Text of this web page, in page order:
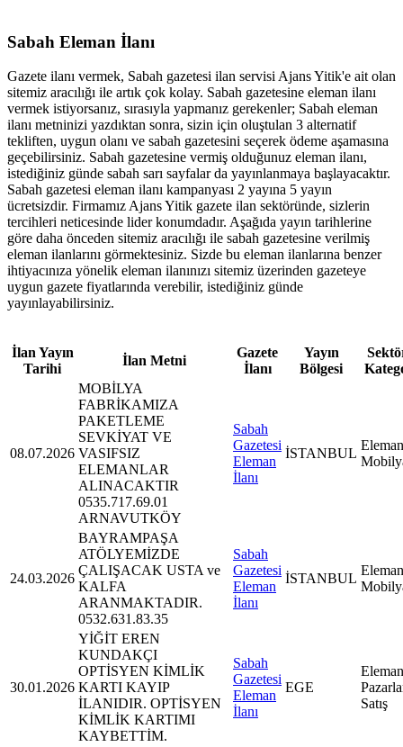
Sabah Eleman İlanı
Gazete ilanı vermek, Sabah gazetesi ilan servisi Ajans Yitik'e ait olan
sitemiz aracılığı ile artık çok kolay. Sabah gazetesine eleman ilanı
vermek istiyorsanız, sırasıyla yapmanız gerekenler; Sabah eleman
ilanı metninizi yazdıktan sonra, sizin için oluştulan 3 alternatif
tekliften, uygun olanı ve sabah gazetesini seçerek ödeme aşamasına
geçebilirsiniz. Sabah gazetesine vermiş olduğunuz eleman ilanı,
istediğiniz günde sabah sarı sayfalar da yayınlanmaya başlayacaktır.
Sabah gazetesi eleman ilanı kampanyası 2 yayına 5 yayın
ücretsizdir. Firmamız Ajans Yitik gazete ilan sektöründe, sizlerin
tercihleri neticesinde lider konumdadır. Aşağıda yayın tarihlerine
göre daha önceden sitemiz aracılığı ile sabah gazetesine verilmiş
eleman ilanlarını görmektesiniz. Sizde bu eleman ilanlarına benzer
ihtiyacınıza yönelik eleman ilanınızı sitemiz üzerinden gazeteye
uygun gazete fiyatlarında verebilir, istediğiniz günde
yayınlayabilirsiniz.
İlan Yayın
Tarihi
İlan Metni
Gazete
İlanı
Yayın
Bölgesi
08.07.2026
MOBİLYA
FABRİKAMIZA
PAKETLEME
SEVKİYAT VE
VASIFSIZ
ELEMANLAR
ALINACAKTIR
0535.717.69.01
ARNAVUTKÖY
Sabah
Gazetesi
Eleman
İlanı
İSTANBUL
24.03.2026
BAYRAMPAŞA
ATÖLYEMİZDE
ÇALIŞACAK USTA ve
KALFA
ARANMAKTADIR.
0532.631.83.35
Sabah
Gazetesi
Eleman
İlanı
İSTANBUL
30.01.2026
YİĞİT EREN
KUNDAKÇI
OPTİSYEN KİMLİK
KARTI KAYIP
İLANIDIR. OPTİSYEN
KİMLİK KARTIMI
KAYBETTİM.
Sabah
Gazetesi
Eleman
İlanı
EGE
Satış